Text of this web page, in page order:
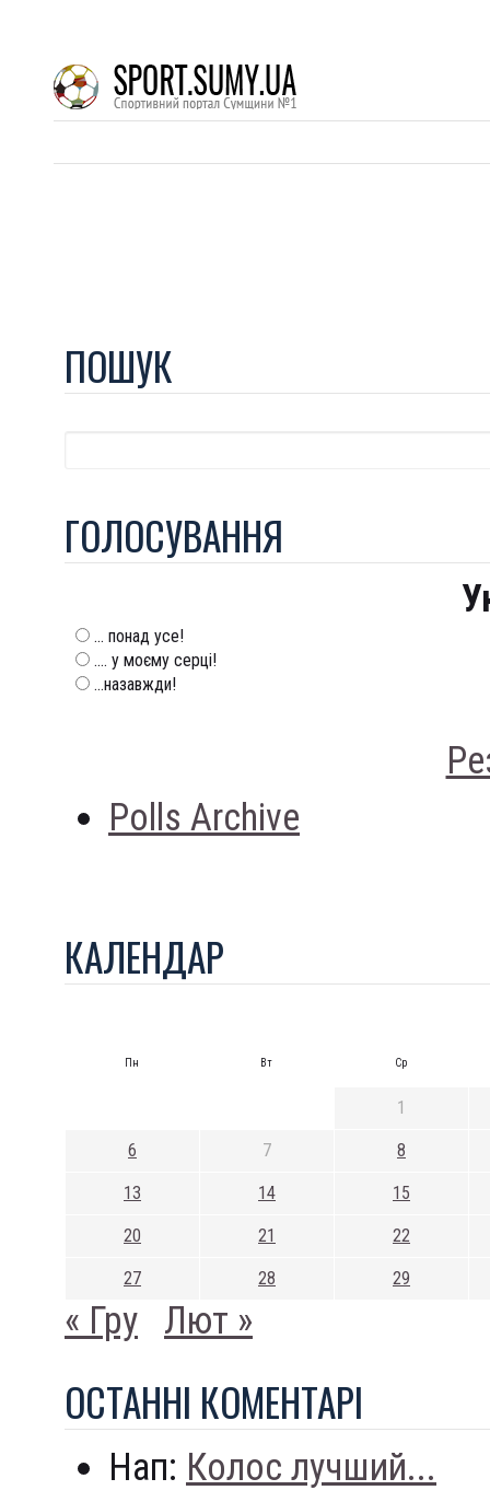
ПОШУК
ГОЛОСУВАННЯ
... понад усе!
.... у моєму серці!
...назавжди!
Polls Archive
КАЛЕНДАР
Пн Вт Ср
1
6 7 8
13 14 15
20 21 22
27 28 29
« Гру Лют »
ОСТАННI КОМЕНТАРI
Нап: Колос лучший...